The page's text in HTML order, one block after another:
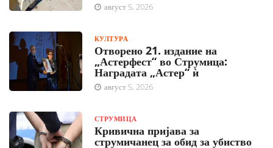
август 5, 2026
КУЛТУРА
Отворено 21. издание на
„Астерфест“ во Струмица:
Наградата „Астер“ ѝ
август 5, 2026
СТРУМИЦА
Кривична пријава за
струмичанец за обид за убиство